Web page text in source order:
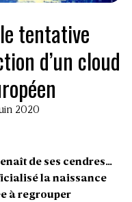
tentative
d’un cloud
2020
de ses cendres…
la naissance
à regrouper